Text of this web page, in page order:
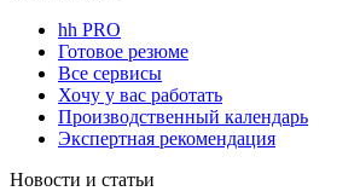
hh PRO
Готовое резюме
Все сервисы
Хочу у вас работать
Производственный календарь
Экспертная рекомендация
Новости и статьи